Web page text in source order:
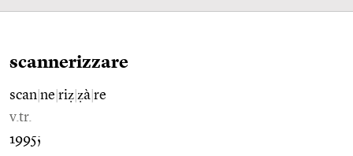
scannerizzare
scan ne riẓ ẓà re
v.tr.
1995;